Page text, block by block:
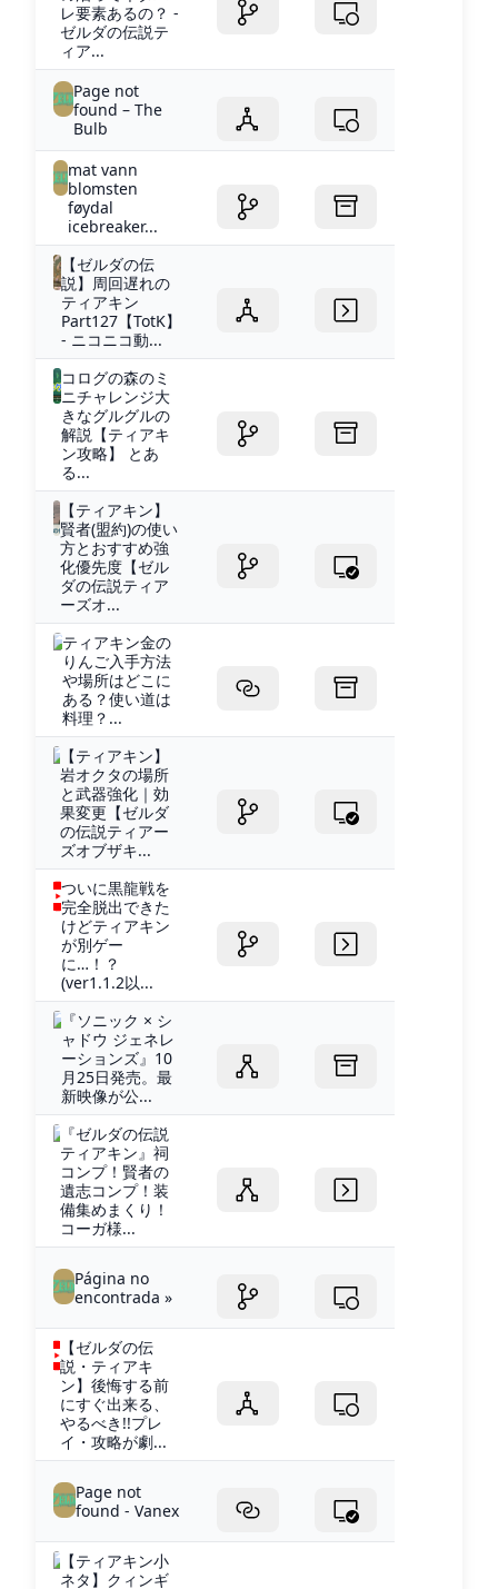
レ要素あるの？ -
ゼルダの伝説テ
ィア...
Page not
found – The
Bulb
mat vann
blomsten
føydal
icebreaker...
【ゼルダの伝
説】周回遅れの
ティアキン
Part127【TotK】
- ニコニコ動...
コログの森のミ
ニチャレンジ大
きなグルグルの
解説【ティアキ
ン攻略】 とあ
る...
【ティアキン】
賢者(盟約)の使い
方とおすすめ強
化優先度【ゼル
ダの伝説ティア
ーズオ...
ティアキン金の
りんご入手方法
や場所はどこに
ある？使い道は
料理？...
【ティアキン】
岩オクタの場所
と武器強化｜効
果変更【ゼルダ
の伝説ティアー
ズオブザキ...
ついに黒龍戦を
完全脱出できた
けどティアキン
が別ゲー
に…！？
(ver1.1.2以...
『ソニック × シ
ャドウ ジェネレ
ーションズ』10
月25日発売。最
新映像が公...
『ゼルダの伝説
ティアキン』祠
コンプ！賢者の
遺志コンプ！装
備集めまくり！
コーガ様...
Página no
encontrada »
【ゼルダの伝
説・ティアキ
ン】後悔する前
にすぐ出来る、
やるべき!!プレ
イ・攻略が劇...
Page not
found - Vanex
【ティアキン小
ネタ】クィンギ